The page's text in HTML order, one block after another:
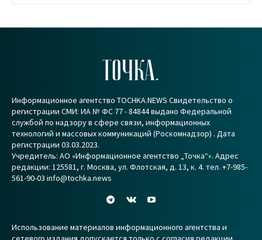
ТОЧКА.
Информационное агентство TOCHKA.NEWS Свидетельство о
регистрации СМИ: ИА № ФС 77 - 84844 выдано Федеральной
службой по надзору в сфере связи, информационных
технологий и массовых коммуникаций (Роскомнадзор) . Дата
регистрации 03.03.2023.
Учредитель: АО «Информационное агентство „Точка“». Адрес
редакции: 125581, г. Москва, ул. Флотская, д. 13, к. 4. тел. +7-985-
561-90-03 info@tochka.news
Использование материалов информационного агентства и